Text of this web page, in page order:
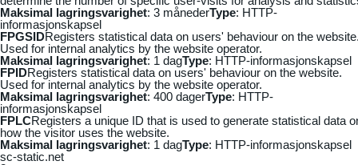
Maksimal lagringsvarighet: 3 månederType: HTTP-
informasjonskapsel
FPGSIDRegisters statistical data on users' behaviour on the
Used for internal analytics by the website operator.
Maksimal lagringsvarighet: 1 dagType: HTTP-informasjonskapsel
FPIDRegisters statistical data on users' behaviour on the website.
Used for internal analytics by the website operator.
Maksimal lagringsvarighet: 400 dagerType: HTTP-
informasjonskapsel
FPLCRegisters a unique ID that is used to generate statistical data
how the visitor uses the website.
Maksimal lagringsvarighet: 1 dagType: HTTP-informasjonskapsel
sc-static.net